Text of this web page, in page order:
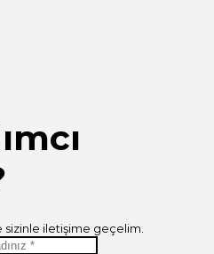
sizinle iletişime geçelim.